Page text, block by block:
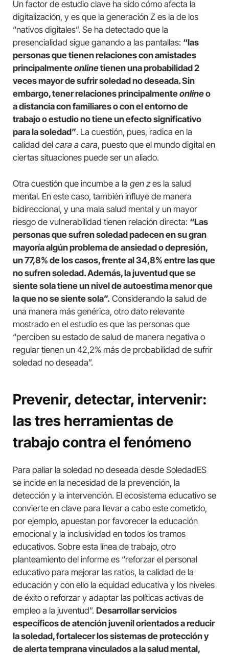
Un factor de estudio clave ha sido cómo afecta la
digitalización, y es que la generación Z es la de los
“nativos digitales”. Se ha detectado que la
presencialidad sigue ganando a las pantallas: “las
personas que tienen relaciones con amistades
principalmenteonlinetienen una probabilidad 2
veces mayor de sufrir soledad no deseada. Sin
embargo, tener relaciones principalmenteonlineo
a distancia con familiares o con el entorno de
trabajo o estudio no tiene un efecto significativo
para la soledad”. La cuestión, pues, radica en la
calidad del cara a cara, puesto que el mundo digital en
ciertas situaciones puede ser un aliado.
Otra cuestión que incumbe a la gen zes la salud
mental. En este caso, también influye de manera
bidireccional, y una mala salud mental y un mayor
riesgo de vulnerabilidad tienen relación directa: “Las
personas que sufren soledad padecen en su gran
mayoría algún problema de ansiedad o depresión,
un 77,8% de los casos, frente al 34,8% entre las que
no sufren soledad. Además, la juventud que se
siente sola tiene un nivel de autoestima menor que
la que no se siente sola”. Considerando la salud de
una manera más genérica, otro dato relevante
mostrado en el estudio es que las personas que
“perciben su estado de salud de manera negativa o
regular tienen un 42,2% más de probabilidad de sufrir
soledad no deseada”.
Prevenir, detectar, intervenir:
las tres herramientas de
trabajo contra el fenómeno
Para paliar la soledad no deseada desde SoledadES
se incide en la necesidad de la prevención, la
detección y la intervención. El ecosistema educativo se
convierte en clave para llevar a cabo este cometido,
por ejemplo, apuestan por favorecer la educación
emocional y la inclusividad en todos los tramos
educativos. Sobre esta línea de trabajo, otro
planteamiento del informe es “reforzar el personal
educativo para mejorar las ratios, la calidad de la
educación y con ello la equidad educativa y los niveles
de éxito o reforzar y adaptar las políticas activas de
empleo a la juventud”. Desarrollar servicios
específicos de atención juvenil orientados a reducir
la soledad, fortalecer los sistemas de protección y
de alerta temprana vinculados a la salud mental,